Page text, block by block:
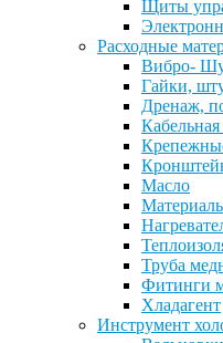
Щиты
Расходные
Вибро-
Гайки,
Дренаж,
Масло
Труба
Фитинги
Хладагент
Инструмент